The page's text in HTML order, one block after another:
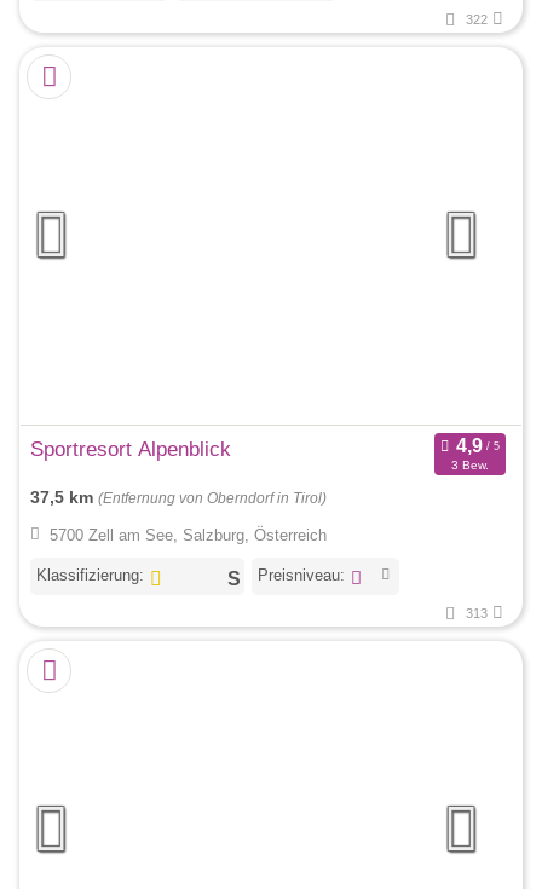
322
Sportresort Alpenblick
3 Bew.
37,5 km (Entfernung von Oberndorf in Tirol)
5700 Zell am See, Salzburg, Österreich
Klassifizierung: Preisniveau:
313